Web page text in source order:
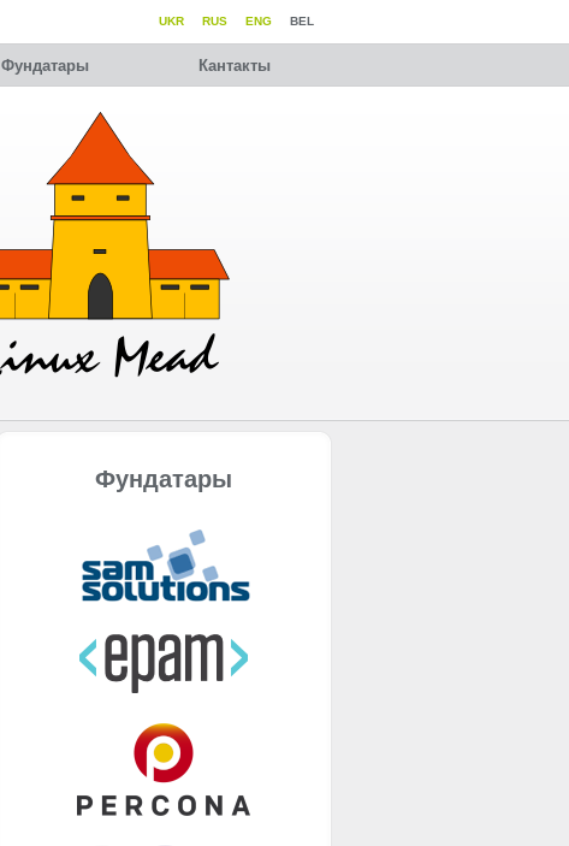
BEL
ENG
RUS
UKR
Фундатары Кантакты
Фундатары